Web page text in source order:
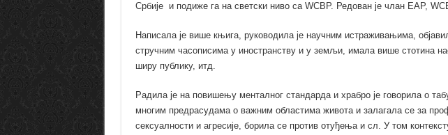
Србије и подиже га на светски ниво са WCBP. Редован је члан EAP,
Написала је више књига, руководила је научним истраживањима,
стручним часописима у иностранству и у земљи, имала више стотина
ширу публику, итд.
Радила је на повишењу менталног стандарда и храбро је говорила о
многим предрасудама о важним областима живота и залагала се за
сексуалности и агресије, борила се против отуђења и сл. У том